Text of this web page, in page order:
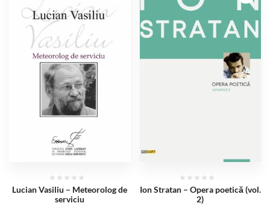
Lucian Vasiliu – Meteorolog de
serviciu
Ion Stratan – Opera poetică (vol.
2)